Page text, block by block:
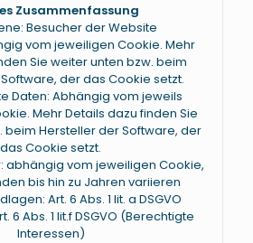
Zusammenfassung
Besucher der Website
vom jeweiligen Cookie. Mehr
Sie weiter unten bzw. beim
der das Cookie setzt.
Daten: Abhängig vom jeweils
Mehr Details dazu finden Sie
beim Hersteller der Software, der
das Cookie setzt.
abhängig vom jeweiligen Cookie,
bis hin zu Jahren variieren
Art. 6 Abs. 1 lit. a DSGVO
6 Abs. 1 lit.f DSGVO (Berechtigte
Interessen)